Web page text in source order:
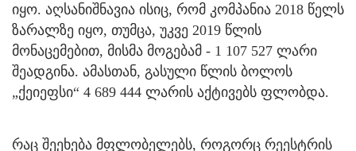
იყო. აღსანიშნავია ისიც, რომ კომპანია 2018 წელს
ზარალზე იყო, თუმცა, უკვე 2019 წლის
მონაცემებით, მისმა მოგებამ - 1 107 527 ლარი
შეადგინა. ამასთან, გასული წლის ბოლოს
„ქეიეფსი“ 4 689 444 ლარის აქტივებს ფლობდა.
რაც შეეხება მფლობელებს, როგორც რეესტრის